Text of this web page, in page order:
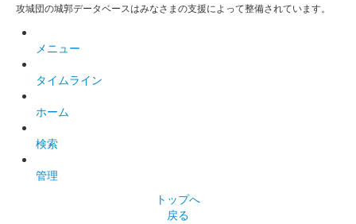
攻城団の城郭データベースはみなさまの支援によって整備されています。
メニュー
タイムライン
ホーム
検索
管理
トップへ
戻る